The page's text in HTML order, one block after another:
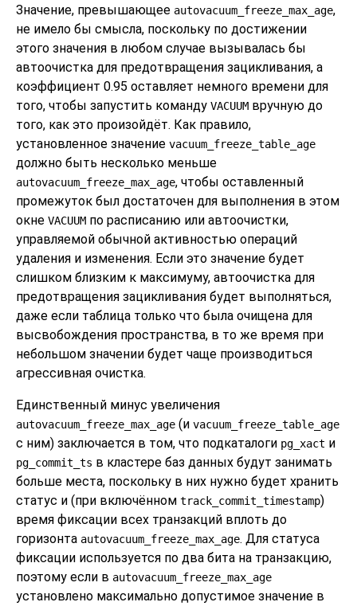
Значение, превышающее autovacuum_freeze_max_age,
не имело бы смысла, поскольку по достижении
этого значения в любом случае вызывалась бы
автоочистка для предотвращения зацикливания, а
коэффициент 0.95 оставляет немного времени для
того, чтобы запустить команду VACUUM вручную до
того, как это произойдёт. Как правило,
установленное значение vacuum_freeze_table_age
должно быть несколько меньше
autovacuum_freeze_max_age, чтобы оставленный
промежуток был достаточен для выполнения в этом
окне VACUUM по расписанию или автоочистки,
управляемой обычной активностью операций
удаления и изменения. Если это значение будет
слишком близким к максимуму, автоочистка для
предотвращения зацикливания будет выполняться,
даже если таблица только что была очищена для
высвобождения пространства, в то же время при
небольшом значении будет чаще производиться
агрессивная очистка.
Единственный минус увеличения
autovacuum_freeze_max_age (и vacuum_freeze_table_age
с ним) заключается в том, что подкаталоги pg_xact и
pg_commit_ts в кластере баз данных будут занимать
больше места, поскольку в них нужно будет хранить
статус и (при включённом track_commit_timestamp)
время фиксации всех транзакций вплоть до
горизонта autovacuum_freeze_max_age. Для статуса
фиксации используется по два бита на транзакцию,
поэтому если в autovacuum_freeze_max_age
установлено максимально допустимое значение в